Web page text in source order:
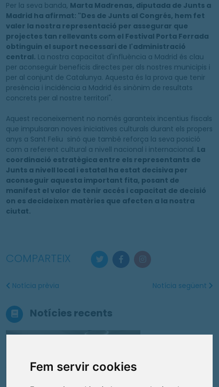
Fem servir cookies
Per la seva banda, Marta Madrenas, diputada de Junts a
Madrid ha afirmat: "Des de Junts al Congrés, hem fet
valer la nostra representació per assegurar que
projectes tan rellevants com el Festival Porta Ferrada
obtinguin el suport necessari de l'administració
central. La nostra capacitat d'influència a Madrid és clau
per aconseguir beneficis directes per als nostres municipis i
per al conjunt de Catalunya. Aquesta és la prova que tenir
presència i incidència a Madrid és sinònim de resultats
concrets per al nostre territori".
Aquest reconeixement no només garanteix incentius fiscals
que impulsaran noves iniciatives culturals durant els propers
anys a Sant Feliu sinó que també reforça la seva posició
com a referent cultural a nivell nacional i internacional. La
coordinació estratègica entre els representants de
Junts a nivell local i estatal ha estat decisiva per
aconseguir aquesta important fita, posant de
manifest el valor de tenir accés i capacitat de decisió
on es decideixen matèries que afecten a la nostra
ciutat.
COMPARTEIX
Notícia prèvia Notícia següent
Notícies recents